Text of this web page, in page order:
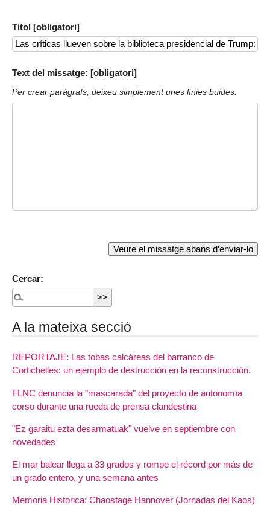
Titol [obligatori]
Text del missatge: [obligatori]
Per crear paràgrafs, deixeu simplement unes línies buides.
Cercar:
A la mateixa secció
REPORTAJE: Las tobas calcáreas del barranco de
Cortichelles: un ejemplo de destrucción en la reconstrucción.
FLNC denuncia la "mascarada" del proyecto de autonomía
corso durante una rueda de prensa clandestina
"Ez garaitu ezta desarmatuak" vuelve en septiembre con
novedades
El mar balear llega a 33 grados y rompe el récord por más de
un grado entero, y una semana antes
Memoria Historica: Chaostage Hannover (Jornadas del Kaos)